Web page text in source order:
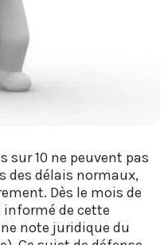
10 ne peuvent pas
des délais normaux,
Dès le mois de
de cette
note juridique du